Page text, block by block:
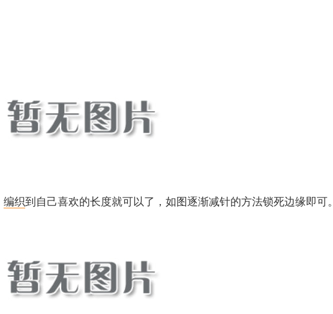
编织到自己喜欢的长度就可以了，如图逐渐减针的方法锁死边缘即可。